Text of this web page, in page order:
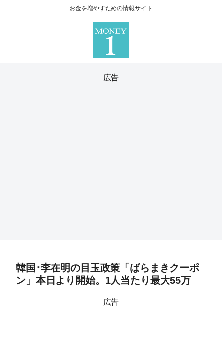
お金を増やすための情報サイト
広告
韓国･李在明の目玉政策「ばらまきクーポ
ン」本日より開始。1人当たり最大55万
広告